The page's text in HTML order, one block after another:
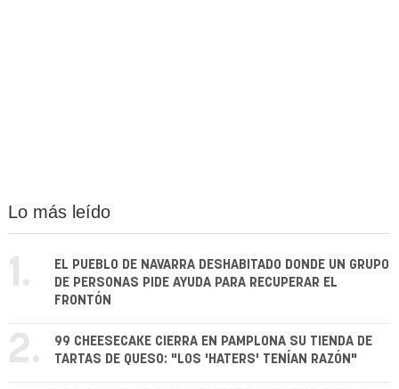
Lo más leído
1.
EL PUEBLO DE NAVARRA DESHABITADO DONDE UN GRUPO
DE PERSONAS PIDE AYUDA PARA RECUPERAR EL
FRONTÓN
2.
99 CHEESECAKE CIERRA EN PAMPLONA SU TIENDA DE
TARTAS DE QUESO: "LOS 'HATERS' TENÍAN RAZÓN"